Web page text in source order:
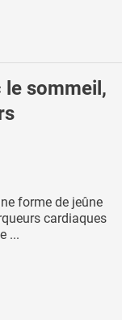
le sommeil,
forme de jeûne
cardiaques
...